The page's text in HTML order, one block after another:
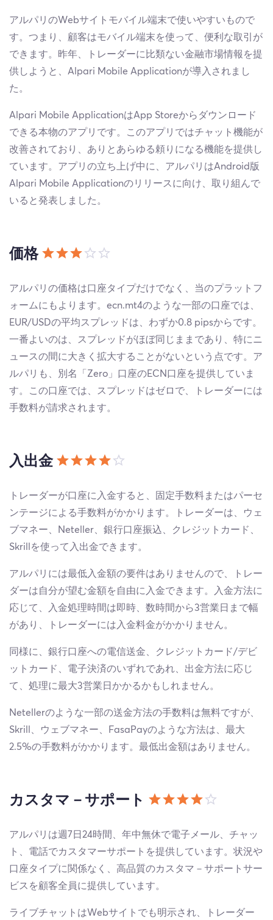
アルパリのWebサイトモバイル端末で使いやすいもので
す。つまり、顧客はモバイル端末を使って、便利な取引が
できます。昨年、トレーダーに比類ない金融市場情報を提
供しようと、Alpari Mobile Applicationが導入されまし
た。
Alpari Mobile ApplicationはApp Storeからダウンロード
できる本物のアプリです。このアプリではチャット機能が
改善されており、ありとあらゆる頼りになる機能を提供し
ています。アプリの立ち上げ中に、アルパリはAndroid版
Alpari Mobile Applicationのリリースに向け、取り組んで
いると発表しました。
価格
アルパリの価格は口座タイプだけでなく、当のプラットフ
ォームにもよります。ecn.mt4のような一部の口座では、
EUR/USDの平均スプレッドは、わずか0.8 pipsからです。
一番よいのは、スプレッドがほぼ同じままであり、特にニ
ュースの間に大きく拡大することがないという点です。ア
ルパリも、別名「Zero」口座のECN口座を提供していま
す。この口座では、スプレッドはゼロで、トレーダーには
手数料が請求されます。
入出金
トレーダーが口座に入金すると、固定手数料またはパーセ
ンテージによる手数料がかかります。トレーダーは、ウェ
ブマネー、Neteller、銀行口座振込、クレジットカード、
Skrillを使って入出金できます。
アルパリには最低入金額の要件はありませんので、トレー
ダーは自分が望む金額を自由に入金できます。入金方法に
応じて、入金処理時間は即時、数時間から3営業日まで幅
があり、トレーダーには入金料金がかかりません。
同様に、銀行口座への電信送金、クレジットカード/デビ
ットカード、電子決済のいずれであれ、出金方法に応じ
て、処理に最大3営業日かかるかもしれません。
Netellerのような一部の送金方法の手数料は無料ですが、
Skrill、ウェブマネー、FasaPayのような方法は、最大
2.5%の手数料がかかります。最低出金額はありません。
カスタマ－サポート
アルパリは週7日24時間、年中無休で電子メール、チャッ
ト、電話でカスタマーサポートを提供しています。状況や
口座タイプに関係なく、高品質のカスタマ－サポートサー
ビスを顧客全員に提供しています。
ライブチャットはWebサイトでも明示され、トレーダー